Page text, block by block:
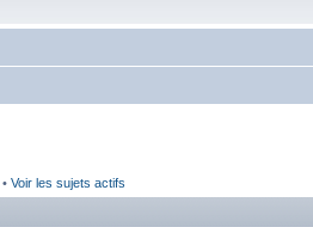
• Voir les sujets actifs